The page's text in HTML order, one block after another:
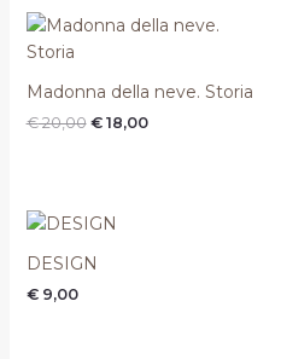
Madonna della neve. Storia
€20,00
Il
€ 20,00.
€18,00
Il
€ 18,00.
DESIGN
€9,00